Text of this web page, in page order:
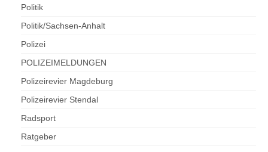
Politik
Politik/Sachsen-Anhalt
Polizei
POLIZEIMELDUNGEN
Polizeirevier Magdeburg
Polizeirevier Stendal
Radsport
Ratgeber